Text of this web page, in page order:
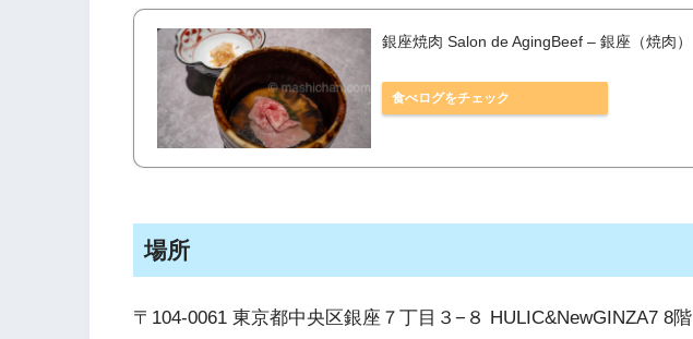
銀座焼肉 Salon de AgingBeef – 銀座（焼肉）
食べログをチェック
場所
〒104-0061 東京都中央区銀座７丁目３−８ HULIC&NewGINZA7 8階